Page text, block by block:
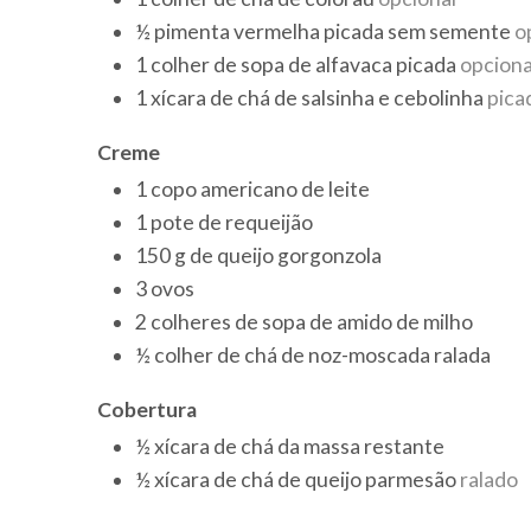
½ pimenta vermelha picada sem semente
1colher de sopa de alfavaca picada
1xícara de chá de salsinha e cebolinha
Creme
1copo americanode leite
1pote de requeijão
150gde queijo gorgonzola
3ovos
2 colheres de sopa de amido de milho
½ colher de chá de noz-moscada ralada
Cobertura
½xícara de chá da massa restante
½xícara de chá de queijo parmesãoralado